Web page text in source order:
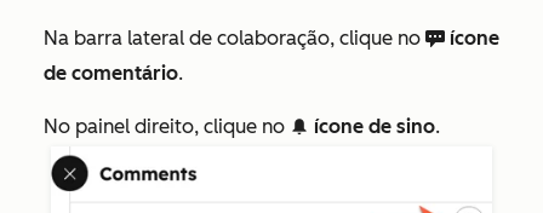
Na barra lateral de colaboração, clique no comments ícone
de comentário.
No painel direito, clique no notification ícone de sino.